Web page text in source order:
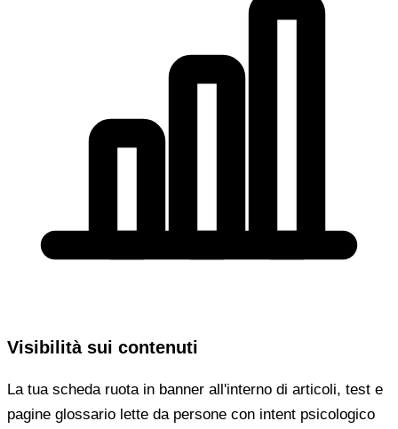
Visibilità sui contenuti
La tua scheda ruota in banner all'interno di articoli, test e
pagine glossario lette da persone con intent psicologico